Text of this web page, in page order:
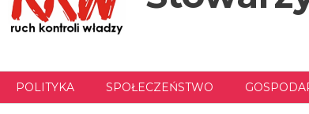
POLITYKA SPOŁECZEŃSTWO